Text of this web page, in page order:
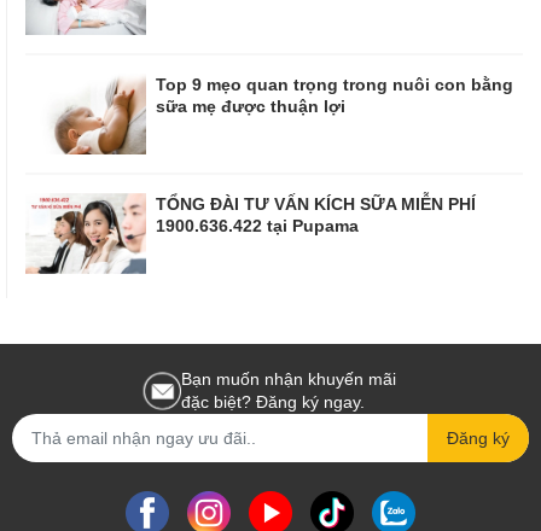
Top 9 mẹo quan trọng trong nuôi con bằng
sữa mẹ được thuận lợi
TỔNG ĐÀI TƯ VẤN KÍCH SỮA MIỄN PHÍ
1900.636.422 tại Pupama
Bạn muốn nhận khuyến mãi
đặc biệt? Đăng ký ngay.
Đăng ký